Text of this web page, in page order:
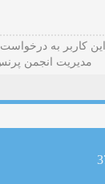
این كاربر به
مدیریت انجمن